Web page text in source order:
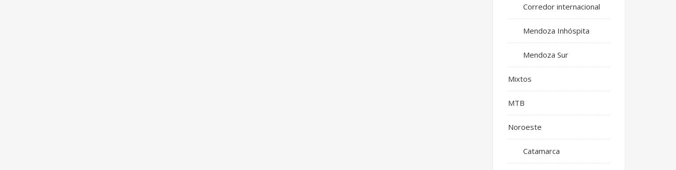
Corredor internacional
Mendoza Inhóspita
Mendoza Sur
Mixtos
MTB
Noroeste
Catamarca